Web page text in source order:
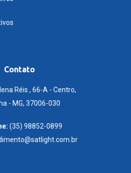
Contato
Réis , 66-A - Centro,
- MG, 37006-030
(35) 98852-0899